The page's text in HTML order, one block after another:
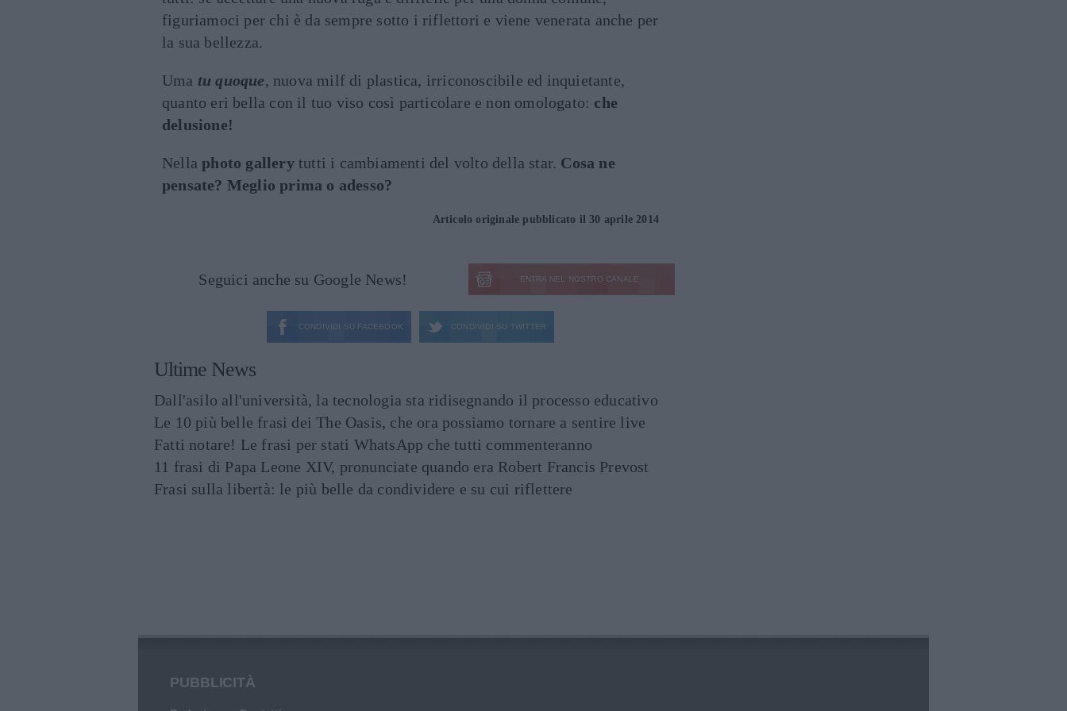
figuriamoci per chi è da sempre sotto i riflettori e viene venerata anche per
la sua bellezza.
Uma tu quoque, nuova milf di plastica, irriconoscibile ed inquietante,
quanto eri bella con il tuo viso così particolare e non omologato: che
delusione!
Nellaphoto gallerytutti i cambiamenti del volto della star. Cosa ne
pensate? Meglio prima o adesso?
Articolo originale pubblicato il 30 aprile 2014
Seguici anche su Google News! ENTRA NEL NOSTRO CANALE
CONDIVIDI SU FACEBOOK CONDIVIDI SU TWITTER
Ultime News
Dall'asilo all'università, la tecnologia sta ridisegnando il processo educativo
Le 10 più belle frasi dei The Oasis, che ora possiamo tornare a sentire live
Fatti notare! Le frasi per stati WhatsApp che tutti commenteranno
11 frasi di Papa Leone XIV, pronunciate quando era Robert Francis Prevost
Frasi sulla libertà: le più belle da condividere e su cui riflettere
PUBBLICITÀ